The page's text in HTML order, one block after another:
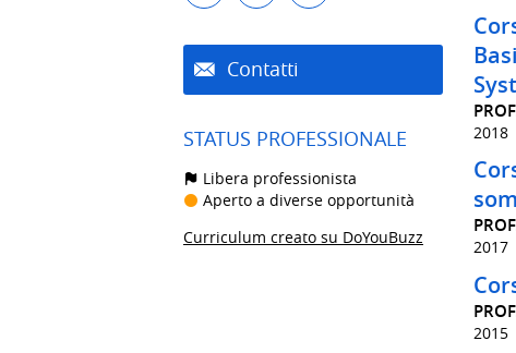
Contatti
STATUS PROFESSIONALE
Libera professionista
Aperto a diverse opportunità
Curriculum creato su DoYouBuzz
2018
2017
2015